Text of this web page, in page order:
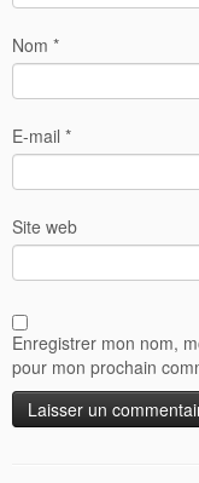
Nom *
E-mail *
Site web
Enregistrer mon nom,
pour mon prochain